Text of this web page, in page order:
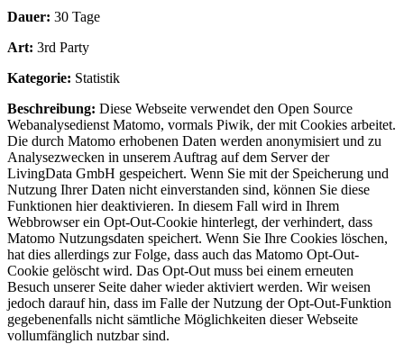
Dauer: 30 Tage
Art: 3rd Party
Kategorie: Statistik
Beschreibung: Diese Webseite verwendet den Open Source
Webanalysedienst Matomo, vormals Piwik, der mit Cookies arbeitet.
Die durch Matomo erhobenen Daten werden anonymisiert und zu
Analysezwecken in unserem Auftrag auf dem Server der
LivingData GmbH gespeichert. Wenn Sie mit der Speicherung und
Nutzung Ihrer Daten nicht einverstanden sind, können Sie diese
Funktionen hier deaktivieren. In diesem Fall wird in Ihrem
Webbrowser ein Opt-Out-Cookie hinterlegt, der verhindert, dass
Matomo Nutzungsdaten speichert. Wenn Sie Ihre Cookies löschen,
hat dies allerdings zur Folge, dass auch das Matomo Opt-Out-
Cookie gelöscht wird. Das Opt-Out muss bei einem erneuten
Besuch unserer Seite daher wieder aktiviert werden. Wir weisen
jedoch darauf hin, dass im Falle der Nutzung der Opt-Out-Funktion
gegebenenfalls nicht sämtliche Möglichkeiten dieser Webseite
vollumfänglich nutzbar sind.